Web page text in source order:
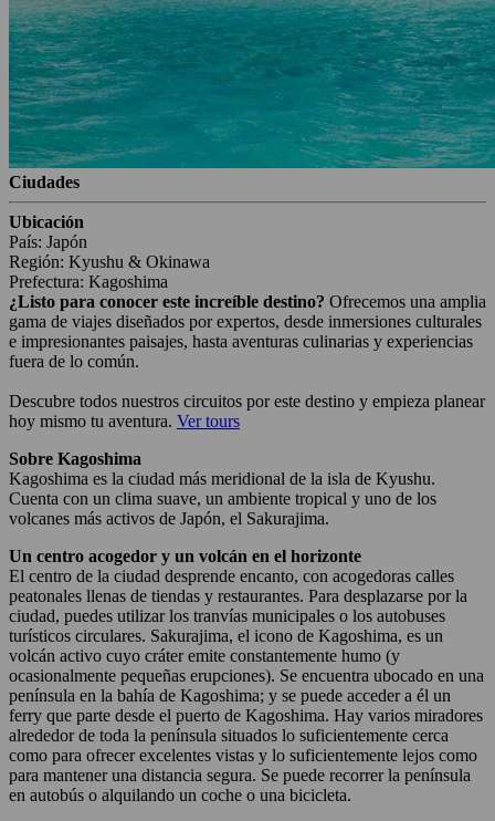
Ciudades
Ubicación
País: Japón
Región: Kyushu & Okinawa
Prefectura: Kagoshima
¿Listo para conocer este increíble destino? Ofrecemos una amplia
gama de viajes diseñados por expertos, desde inmersiones culturales
e impresionantes paisajes, hasta aventuras culinarias y experiencias
fuera de lo común.
Descubre todos nuestros circuitos por este destino y empieza planear
hoy mismo tu aventura. Ver tours
Sobre Kagoshima
Kagoshima es la ciudad más meridional de la isla de Kyushu.
Cuenta con un clima suave, un ambiente tropical y uno de los
volcanes más activos de Japón, el Sakurajima.
Un centro acogedor y un volcán en el horizonte
El centro de la ciudad desprende encanto, con acogedoras calles
peatonales llenas de tiendas y restaurantes. Para desplazarse por la
ciudad, puedes utilizar los tranvías municipales o los autobuses
turísticos circulares. Sakurajima, el icono de Kagoshima, es un
volcán activo cuyo cráter emite constantemente humo (y
ocasionalmente pequeñas erupciones). Se encuentra ubocado en una
península en la bahía de Kagoshima; y se puede acceder a él un
ferry que parte desde el puerto de Kagoshima. Hay varios miradores
alrededor de toda la península situados lo suficientemente cerca
como para ofrecer excelentes vistas y lo suficientemente lejos como
para mantener una distancia segura. Se puede recorrer la península
en autobús o alquilando un coche o una bicicleta.